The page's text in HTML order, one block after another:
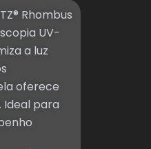
Rhombus
UV-
a luz
oferece
para